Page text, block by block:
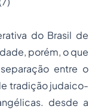
do Brasil de
porém, o que
entre o
tradição judaico-
desde a